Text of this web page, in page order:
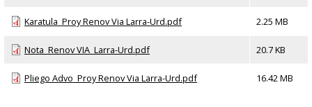
Karatula_Proy Renov Via Larra-Urd.pdf 2.25 MB
Nota_Renov VIA_Larra-Urd.pdf 20.7 KB
Pliego Advo_Proy Renov Via Larra-Urd.pdf 16.42 MB